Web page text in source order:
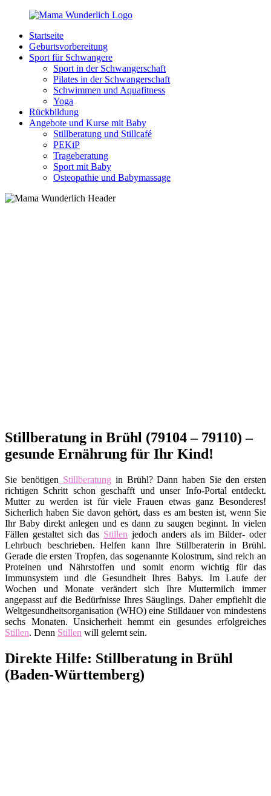
Zurück
Inhalt
MamaWunderlich.de
Mutti
sein
wunderbar!
Startseite
Geburtsvorbereitung
Sport für Schwangere
Sport in der Schwangerschaft
Pilates in der Schwangerschaft
Schwimmen und Aquafitness
Yoga
Rückbildung
Angebote und Kurse mit Baby
Stillberatung und Stillcafé
PEKiP
Trageberatung
Sport mit Baby
Osteopathie und Babymassage
Stillberatung in Brühl (79104 – 79110) –
gesunde Ernährung für Ihr Kind!
Sie benötigen Stillberatung in Brühl? Dann haben Sie den ersten
richtigen Schritt schon geschafft und unser Info-Portal entdeckt.
Mutter zu werden ist für viele Frauen etwas ganz Besonderes!
Sicherlich haben Sie davon gehört, dass es am besten ist, wenn Sie
Ihr Baby direkt anlegen und es dann zu saugen beginnt. In vielen
Fällen gestaltet sich das Stillen jedoch anders als im Bilder- oder
Lehrbuch beschrieben. Helfen kann Ihre Stillberaterin in Brühl.
Gerade die ersten Tropfen, das sogenannte Kolostrum, sind reich an
Proteinen und Nährstoffen und somit enorm wichtig für das
Immunsystem und die Gesundheit Ihres Babys. Im Laufe der
Wochen und Monate verändert sich Ihre Muttermilch immer
angepasst auf die Bedürfnisse Ihres Säuglings. Daher empfiehlt die
Weltgesundheitsorganisation (WHO) eine Stilldauer von mindestens
sechs Monaten. Unsicherheit hemmt ein gesundes erfolgreiches
Stillen. Denn Stillen will gelernt sein.
Direkte Hilfe: Stillberatung in Brühl
(Baden-Württemberg)